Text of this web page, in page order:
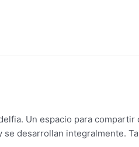
Un espacio para
desarrollan integralmente.